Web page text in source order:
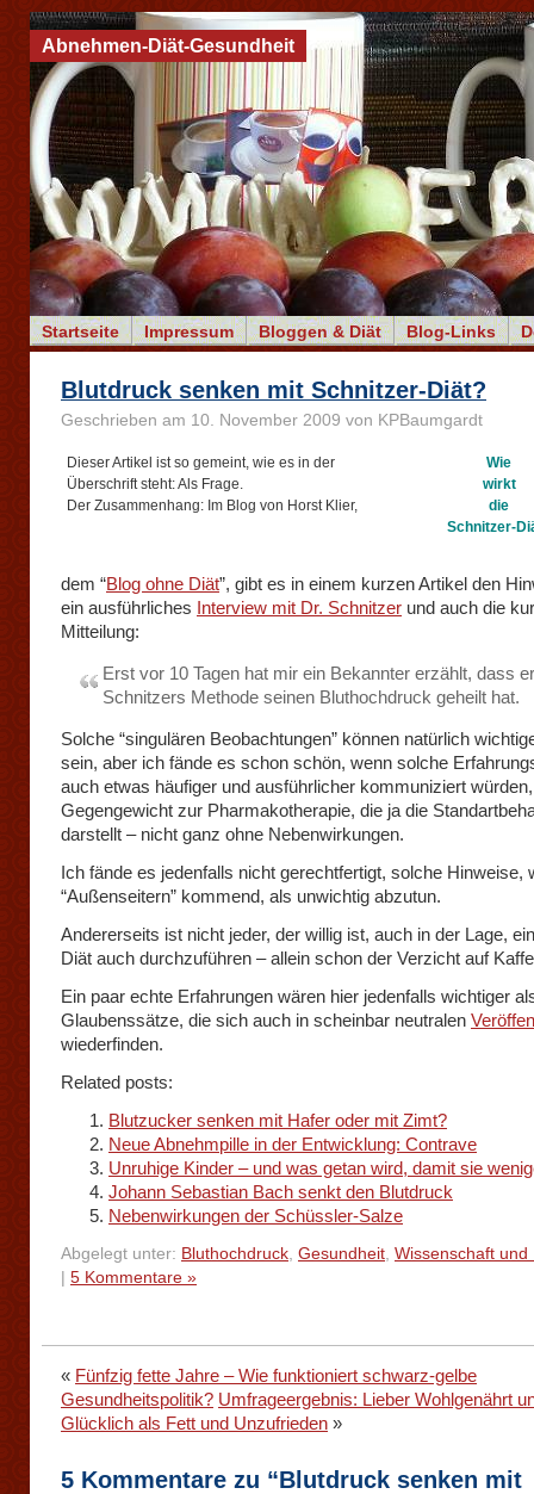
Startseite Impressum Bloggen & Diät Blog-Links
Abnehmen-Diät-Gesundheit
Blutdruck senken mit Schnitzer-Diät?
Geschrieben am 10. November 2009 von KPBaumgardt
Dieser Artikel ist so gemeint, wie es in der
Überschrift steht: Als Frage.
Der Zusammenhang: Im Blog von Horst Klier,
Wie
wirkt
die
Schnitzer-
dem “Blog ohne Diät”, gibt es in einem kurzen Artikel den
ein ausführliches Interview mit Dr. Schnitzer und auch die
Mitteilung:
Erst vor 10 Tagen hat mir ein Bekannter erzählt, dass
Schnitzers Methode seinen Bluthochdruck geheilt hat.
Solche “singulären Beobachtungen” können natürlich
sein, aber ich fände es schon schön, wenn solche
auch etwas häufiger und ausführlicher kommuniziert
Gegengewicht zur Pharmakotherapie, die ja die
darstellt – nicht ganz ohne Nebenwirkungen.
Ich fände es jedenfalls nicht gerechtfertigt, solche Hinweise,
“Außenseitern” kommend, als unwichtig abzutun.
Andererseits ist nicht jeder, der willig ist, auch in der Lage,
Diät auch durchzuführen – allein schon der Verzicht auf
Ein paar echte Erfahrungen wären hier jedenfalls wichtiger
Glaubenssätze, die sich auch in scheinbar neutralen
wiederfinden.
Related posts:
Blutzucker senken mit Hafer oder mit Zimt?
Neue Abnehmpille in der Entwicklung: Contrave
Unruhige Kinder – und was getan wird, damit sie
Johann Sebastian Bach senkt den Blutdruck
Nebenwirkungen der Schüssler-Salze
Abgelegt unter: Bluthochdruck, Gesundheit, Wissenschaft und
5 Kommentare »
« Fünfzig fette Jahre – Wie funktioniert schwarz-gelbe
Gesundheitspolitik? Umfrageergebnis: Lieber Wohlgenährt
Glücklich als Fett und Unzufrieden »
5 Kommentare zu “Blutdruck senken mit